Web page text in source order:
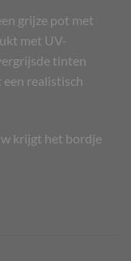
grijze pot met
met UV-
tinten
realistisch
krijgt het bordje